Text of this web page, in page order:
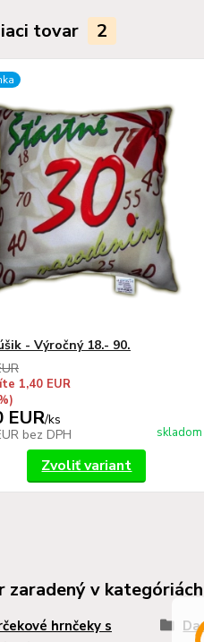
tovar 2
- Výročný 18.- 90.
1,40 EUR
EUR/ks
bez DPH skladom
Zvoliť variant
zaradený v kategóriách
hrnčeky s